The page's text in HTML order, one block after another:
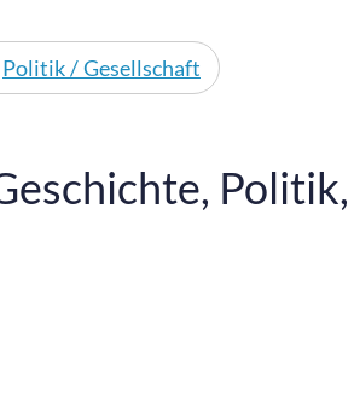
Politik / Gesellschaft
Politik,